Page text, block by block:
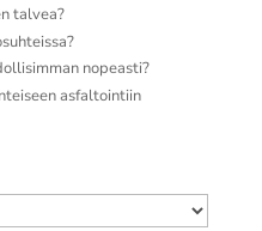
talvea?
nopeasti?
asfaltointiin